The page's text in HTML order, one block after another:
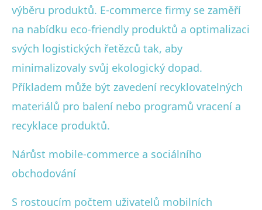
výběru produktů. E-commerce firmy se zaměří
na nabídku eco-friendly produktů a optimalizaci
svých logistických řetězců tak, aby
minimalizovaly svůj ekologický dopad.
Příkladem může být zavedení recyklovatelných
materiálů pro balení nebo programů vracení a
recyklace produktů.
Nárůst mobile-commerce a sociálního
obchodování
S rostoucím počtem uživatelů mobilních